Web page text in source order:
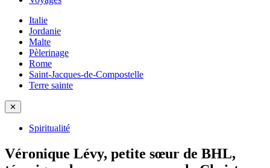
Italie
Jordanie
Malte
Pèlerinage
Rome
Saint-Jacques-de-Compostelle
Terre sainte
✕
Spiritualité
Véronique Lévy, petite sœur de BHL,